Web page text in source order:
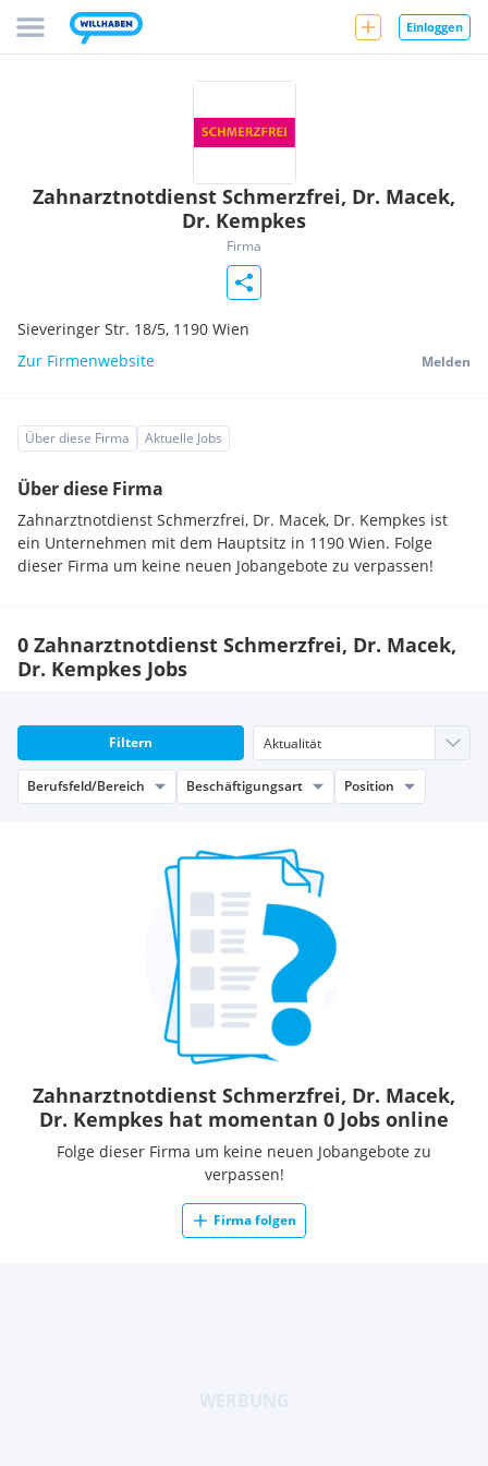
Einloggen
Zahnarztnotdienst Schmerzfrei, Dr. Macek,
Dr. Kempkes
Firma
Sieveringer Str. 18/5, 1190 Wien
Zur Firmenwebsite
Melden
Über diese Firma Aktuelle Jobs
Über diese Firma
Zahnarztnotdienst Schmerzfrei, Dr. Macek, Dr. Kempkes ist
ein Unternehmen mit dem Hauptsitz in 1190 Wien. Folge
dieser Firma um keine neuen Jobangebote zu verpassen!
0 Zahnarztnotdienst Schmerzfrei, Dr. Macek,
Dr. Kempkes Jobs
Filtern
Berufsfeld/Bereich Beschäftigungsart Position
Zahnarztnotdienst Schmerzfrei, Dr. Macek,
Dr. Kempkes hat momentan 0 Jobs online
Folge dieser Firma um keine neuen Jobangebote zu
verpassen!
Firma folgen